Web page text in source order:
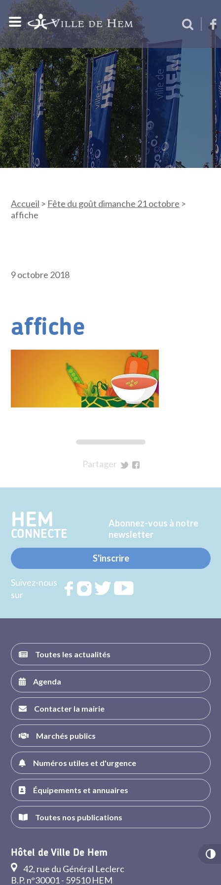
Accueil > Fête du goût dimanche 21 octobre >
affiche
9 octobre 2018
affiche
Partager
Twitter
Facebook
HEM
CONNECTE
Abonnez-vous à notre
newsletter
S'inscrire
Suivez-nous
sur
RejoignezRejoignezRejoignez
Toutes les actualités
Agenda
Contacter la mairie
Marchés publics
Numéros utiles et d'urgence
Équipements et annuaires
Toutes nos publications
Hôtel de Ville De Hem
42, rue du Général Leclerc
B.P. n°30001 - 59510 HEM